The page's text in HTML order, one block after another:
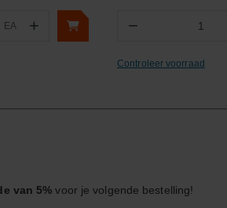
EA + −
Controleer voorraad
van 5% voor je volgende bestelling!